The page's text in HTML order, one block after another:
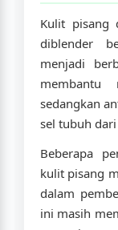
Kulit pisang
diblender
menjadi
membantu
sedangkan
sel tubuh
Beberapa
kulit pisang
dalam
ini masih